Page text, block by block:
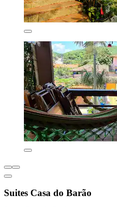
Suites Casa do Barão